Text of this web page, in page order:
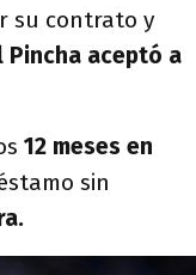
su contrato y
Pincha aceptó a
12 meses en
sin